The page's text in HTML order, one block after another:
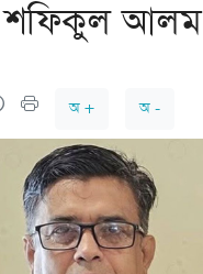
শফিকুল আলম
অ +
অ -